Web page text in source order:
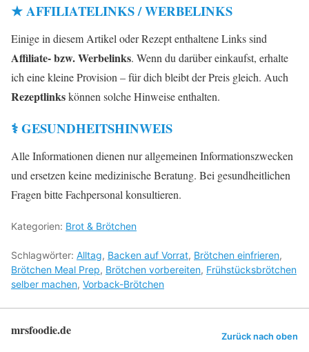
★ AFFILIATELINKS / WERBELINKS
Einige in diesem Artikel oder Rezept enthaltene Links sind
Affiliate- bzw. Werbelinks. Wenn du darüber einkaufst, erhalte
ich eine kleine Provision – für dich bleibt der Preis gleich. Auch
Rezeptlinkskönnen solche Hinweise enthalten.
⚕️ GESUNDHEITSHINWEIS
Alle Informationen dienen nur allgemeinen Informationszwecken
und ersetzen keine medizinische Beratung. Bei gesundheitlichen
Fragen bitte Fachpersonal konsultieren.
Kategorien: Brot & Brötchen
Schlagwörter: Alltag, Backen auf Vorrat, Brötchen einfrieren,
Brötchen Meal Prep, Brötchen vorbereiten, Frühstücksbrötchen
selber machen, Vorback-Brötchen
mrsfoodie.de Zurück nach oben